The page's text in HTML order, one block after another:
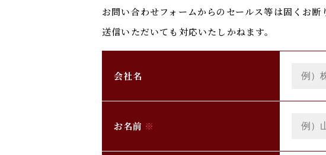
お問い合わせフォームからのセールス等は固くお断
送信いただいても対応いたしかねます。
会社名
お名前 ※